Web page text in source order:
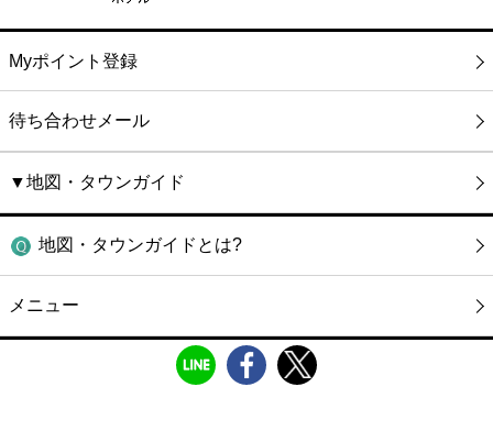
Myポイント登録
待ち合わせメール
▼地図・タウンガイド
地図・タウンガイドとは?
メニュー